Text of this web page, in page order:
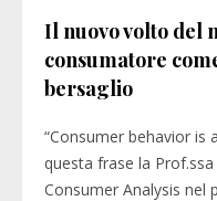
Il nuovo volto del
consumatore
bersaglio
“Consumer behavior is
questa frase la
Consumer Analysis nel